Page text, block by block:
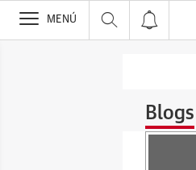
>
MENÚ
Blogs